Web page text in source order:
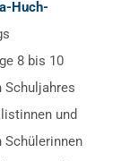
Huch-
8 bis 10
Schuljahres
und